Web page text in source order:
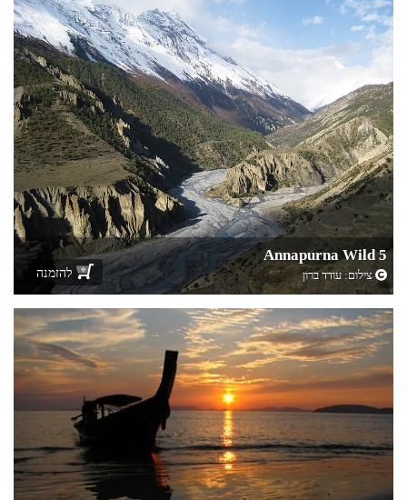
Annapurna Wild 5
צילום:עודד ברון להזמנה